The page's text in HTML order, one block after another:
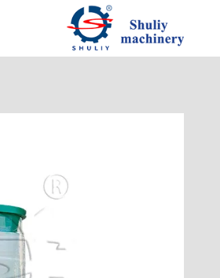
المحتوى